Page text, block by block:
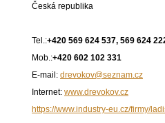
Česká republika
Tel.:+420 569 624 537, 569 624
Mob.:+420 602 102 331
E-mail: drevokov@seznam.cz
Internet: www.drevokov.cz
https://www.industry-eu.cz/firmy/